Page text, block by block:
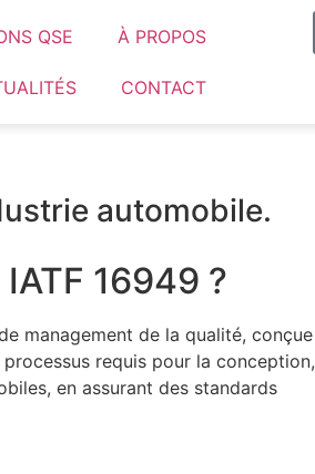
QSE À PROPOS
CONTACT
automobile.
16949 ?
management de la qualité, conçue
requis pour la conception,
en assurant des standards